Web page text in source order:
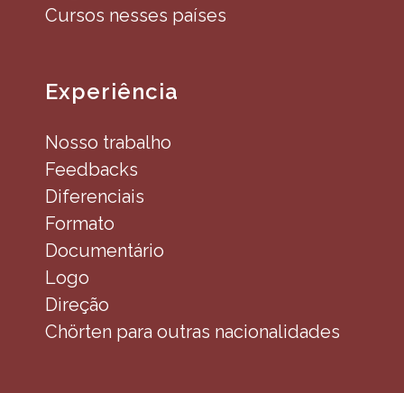
Cursos nesses países
Experiência
Nosso trabalho
Feedbacks
Diferenciais
Formato
Documentário
Logo
Direção
Chörten para outras nacionalidades